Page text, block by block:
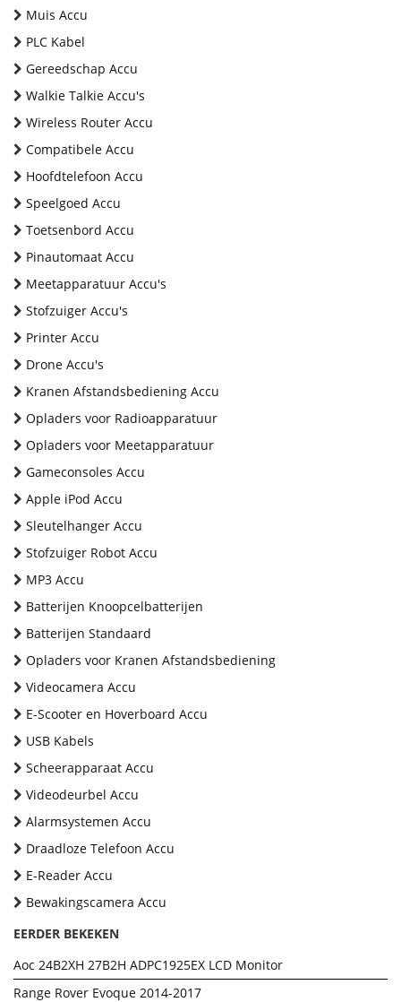
Muis Accu
PLC Kabel
Gereedschap Accu
Walkie Talkie Accu's
Wireless Router Accu
Compatibele Accu
Hoofdtelefoon Accu
Speelgoed Accu
Toetsenbord Accu
Pinautomaat Accu
Meetapparatuur Accu's
Stofzuiger Accu's
Printer Accu
Drone Accu's
Kranen Afstandsbediening Accu
Opladers voor Radioapparatuur
Opladers voor Meetapparatuur
Gameconsoles Accu
Apple iPod Accu
Sleutelhanger Accu
Stofzuiger Robot Accu
MP3 Accu
Batterijen Knoopcelbatterijen
Batterijen Standaard
Opladers voor Kranen Afstandsbediening
Videocamera Accu
E-Scooter en Hoverboard Accu
USB Kabels
Scheerapparaat Accu
Videodeurbel Accu
Alarmsystemen Accu
Draadloze Telefoon Accu
E-Reader Accu
Bewakingscamera Accu
EERDER BEKEKEN
Aoc 24B2XH 27B2H ADPC1925EX LCD Monitor
Range Rover Evoque 2014-2017